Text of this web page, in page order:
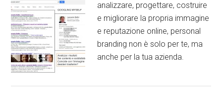
analizzare, progettare, costruire
e migliorare la propria immagine
e reputazione online, personal
branding non è solo per te, ma
anche per la tua azienda.